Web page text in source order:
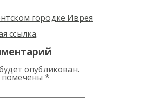
городке Иврея
ссылка.
опубликован.
помечены*